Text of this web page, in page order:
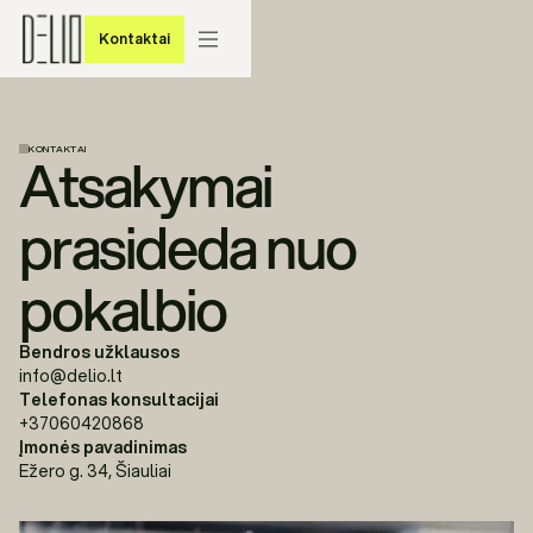
Kontaktai
Kontaktai
KONTAKTAI
Atsakymai
prasideda nuo
pokalbio
Bendros užklausos
info@delio.lt
Telefonas konsultacijai
+37060420868
Įmonės pavadinimas
Ežero g. 34, Šiauliai